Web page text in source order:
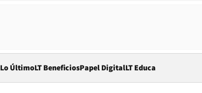
Lo ÚltimoLT BeneficiosPapel DigitalOpens in new window
LT Educa